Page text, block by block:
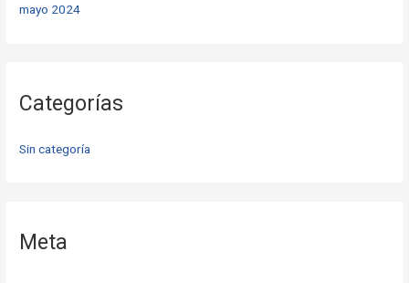
mayo 2024
Categorías
Sin categoría
Meta